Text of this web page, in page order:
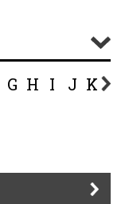
G H I J K L